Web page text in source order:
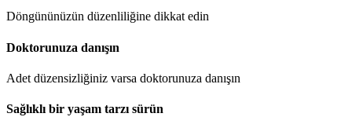
Döngününüzün düzenliliğine dikkat edin
Doktorunuza danışın
Adet düzensizliğiniz varsa doktorunuza danışın
Sağlıklı bir yaşam tarzı sürün